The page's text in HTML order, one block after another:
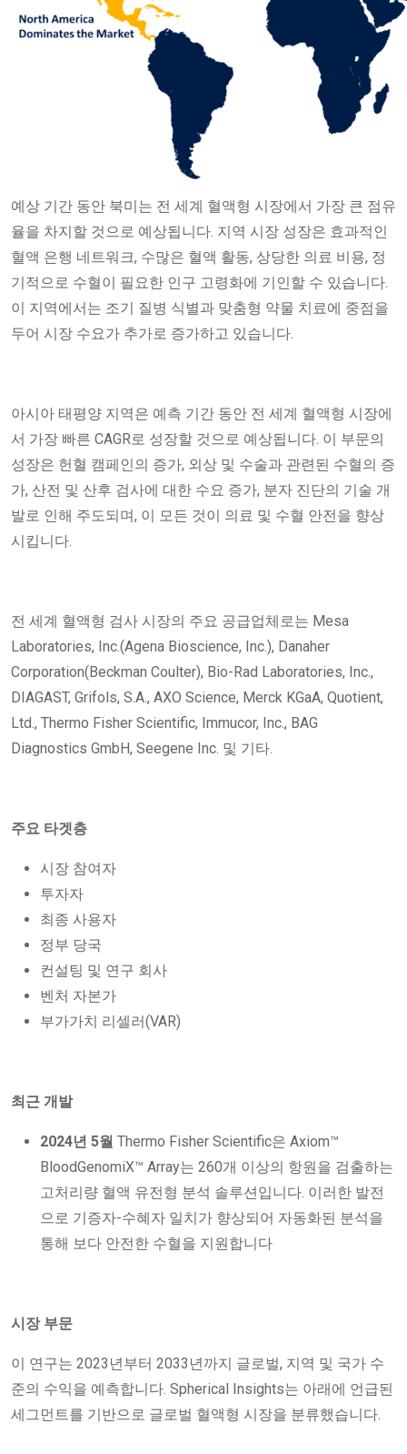
예상 기간 동안 북미는 전 세계 혈액형 시장에서 가장 큰 점유
율을 차지할 것으로 예상됩니다. 지역 시장 성장은 효과적인
혈액 은행 네트워크, 수많은 혈액 활동, 상당한 의료 비용, 정
기적으로 수혈이 필요한 인구 고령화에 기인할 수 있습니다.
이 지역에서는 조기 질병 식별과 맞춤형 약물 치료에 중점을
두어 시장 수요가 추가로 증가하고 있습니다.
아시아 태평양 지역은 예측 기간 동안 전 세계 혈액형 시장에
서 가장 빠른 CAGR로 성장할 것으로 예상됩니다. 이 부문의
성장은 헌혈 캠페인의 증가, 외상 및 수술과 관련된 수혈의 증
가, 산전 및 산후 검사에 대한 수요 증가, 분자 진단의 기술 개
발로 인해 주도되며, 이 모든 것이 의료 및 수혈 안전을 향상
시킵니다.
전 세계 혈액형 검사 시장의 주요 공급업체로는 Mesa
Laboratories, Inc.(Agena Bioscience, Inc.), Danaher
Corporation(Beckman Coulter), Bio-Rad Laboratories, Inc.,
DIAGAST, Grifols, S.A., AXO Science, Merck KGaA, Quotient,
Ltd., Thermo Fisher Scientific, Immucor, Inc., BAG
Diagnostics GmbH, Seegene Inc. 및 기타.
주요 타겟층
시장 참여자
투자자
최종 사용자
정부 당국
컨설팅 및 연구 회사
벤처 자본가
부가가치 리셀러(VAR)
최근 개발
2024년 5월 Thermo Fisher Scientific은 Axiom™
BloodGenomiX™ Array는 260개 이상의 항원을 검출하는
고처리량 혈액 유전형 분석 솔루션입니다. 이러한 발전
으로 기증자-수혜자 일치가 향상되어 자동화된 분석을
통해 보다 안전한 수혈을 지원합니다
시장 부문
이 연구는 2023년부터 2033년까지 글로벌, 지역 및 국가 수
준의 수익을 예측합니다. Spherical Insights는 아래에 언급된
세그먼트를 기반으로 글로벌 혈액형 시장을 분류했습니다.